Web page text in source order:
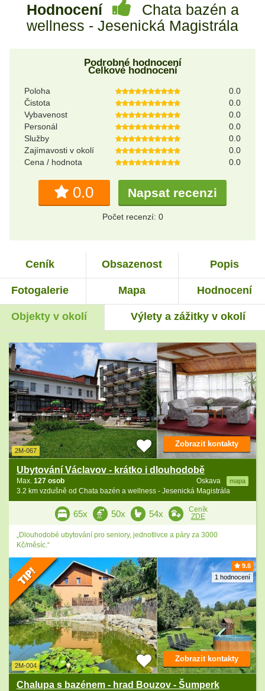
Hodnocení
Chata bazén a
wellness - Jesenická Magistrála
Podrobné hodnocení
Celkové hodnocení
Poloha
0.0
Čistota
0.0
Vybavenost
0.0
Personál
0.0
Služby
0.0
Zajímavosti v okolí
0.0
Cena / hodnota
0.0
0.0 Napsat recenzi
Počet recenzí: 0
Ceník Obsazenost Popis
Fotogalerie Mapa Hodnocení
Objekty v okolí Výlety a zážitky v okolí
2M-067
Ubytování Václavov - krátko i dlouhodobě
Oskava mapa
Max. 127 osob
3.2 km vzdušně od Chata bazén a wellness - Jesenická Magistrála
Zobrazit kontakty
65x 50x 54x
Ceník
ZDE
„Dlouhodobé ubytování pro seniory, jednotlivce a páry za 3000
Kč/měsíc.“
9.6
1 hodnocení
2M-004
Chalupa s bazénem - hrad Bouzov - Šumperk
Zobrazit kontakty